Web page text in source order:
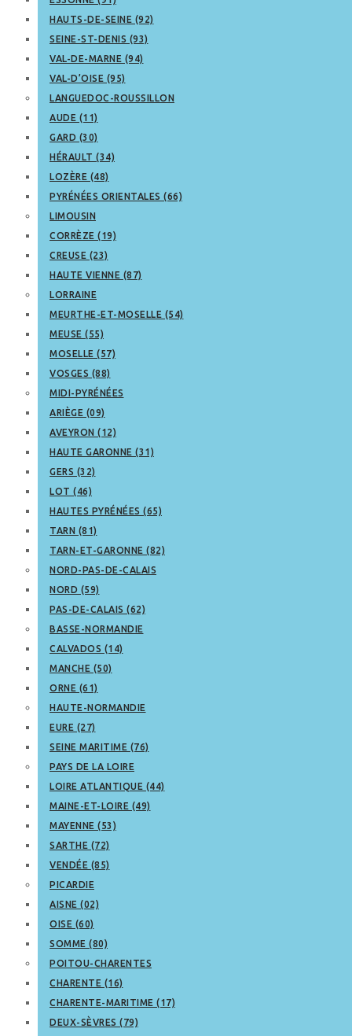
HAUTS-DE-SEINE (92)
SEINE-ST-DENIS (93)
VAL-DE-MARNE (94)
VAL-D’OISE (95)
LANGUEDOC-ROUSSILLON
AUDE (11)
GARD (30)
HÉRAULT (34)
LOZÈRE (48)
PYRÉNÉES ORIENTALES (66)
LIMOUSIN
CORRÈZE (19)
CREUSE (23)
HAUTE VIENNE (87)
LORRAINE
MEURTHE-ET-MOSELLE (54)
MEUSE (55)
MOSELLE (57)
VOSGES (88)
MIDI-PYRÉNÉES
ARIÈGE (09)
AVEYRON (12)
HAUTE GARONNE (31)
GERS (32)
LOT (46)
HAUTES PYRÉNÉES (65)
TARN (81)
TARN-ET-GARONNE (82)
NORD-PAS-DE-CALAIS
NORD (59)
PAS-DE-CALAIS (62)
BASSE-NORMANDIE
CALVADOS (14)
MANCHE (50)
ORNE (61)
HAUTE-NORMANDIE
EURE (27)
SEINE MARITIME (76)
PAYS DE LA LOIRE
LOIRE ATLANTIQUE (44)
MAINE-ET-LOIRE (49)
MAYENNE (53)
SARTHE (72)
VENDÉE (85)
PICARDIE
AISNE (02)
OISE (60)
SOMME (80)
POITOU-CHARENTES
CHARENTE (16)
CHARENTE-MARITIME (17)
DEUX-SÈVRES (79)